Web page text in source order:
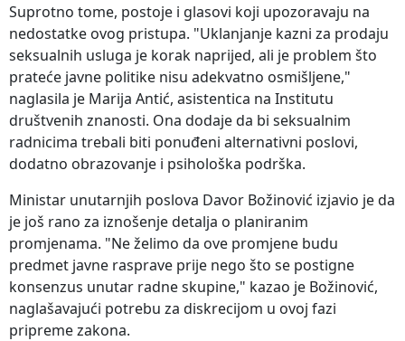
Suprotno tome, postoje i glasovi koji upozoravaju na
nedostatke ovog pristupa. "Uklanjanje kazni za prodaju
seksualnih usluga je korak naprijed, ali je problem što
prateće javne politike nisu adekvatno osmišljene,"
naglasila je Marija Antić, asistentica na Institutu
društvenih znanosti. Ona dodaje da bi seksualnim
radnicima trebali biti ponuđeni alternativni poslovi,
dodatno obrazovanje i psihološka podrška.
Ministar unutarnjih poslova Davor Božinović izjavio je da
je još rano za iznošenje detalja o planiranim
promjenama. "Ne želimo da ove promjene budu
predmet javne rasprave prije nego što se postigne
konsenzus unutar radne skupine," kazao je Božinović,
naglašavajući potrebu za diskrecijom u ovoj fazi
pripreme zakona.